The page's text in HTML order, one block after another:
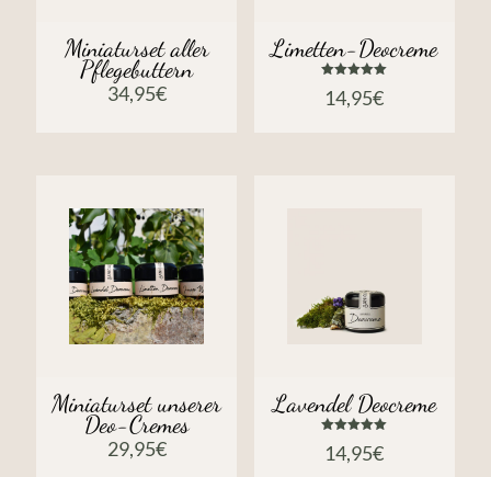
Miniaturset aller
Pflegebuttern
34,95€
Limetten-Deocreme
mit
5.00
14,95€
Miniaturset unserer
Deo-Cremes
29,95€
Lavendel Deocreme
mit
5.00
14,95€